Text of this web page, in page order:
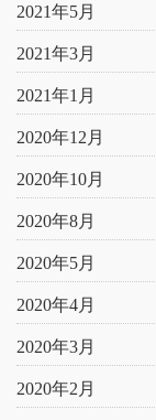
2021年5月
2021年3月
2021年1月
2020年12月
2020年10月
2020年8月
2020年5月
2020年4月
2020年3月
2020年2月